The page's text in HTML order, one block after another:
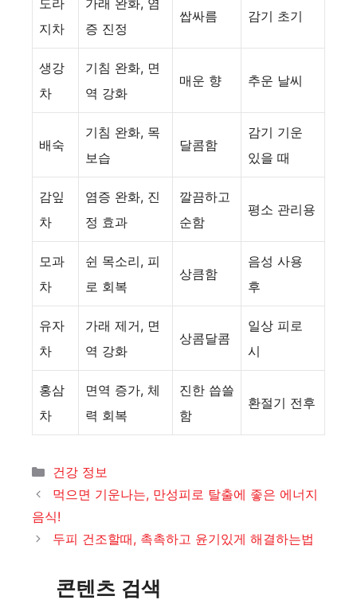
지차
증 진정
쌉싸름 감기 초기
생강
차
기침 완화, 면
역 강화
매운 향 추운 날씨
배숙
기침 완화, 목
보습
달콤함
감기 기운
있을 때
감잎
차
염증 완화, 진
정 효과
깔끔하고
순함
평소 관리용
모과
차
쉰 목소리, 피
로 회복
상큼함
음성 사용
후
유자
차
가래 제거, 면
역 강화
상콤달콤
일상 피로
시
홍삼
차
면역 증가, 체
력 회복
진한 씁쓸
함
환절기 전후
카
테
리
건강 정보
먹으면 기운나는, 만성피로 탈출에 좋은 에너지
음식!
두피 건조할때, 촉촉하고 윤기있게 해결하는법
콘텐츠 검색